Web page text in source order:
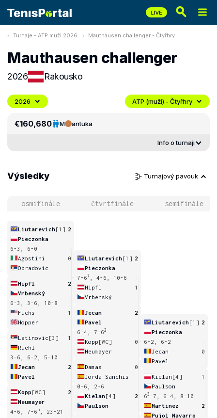
Turnaje - ATP muži 2026 Mauthausen challenger - Čtyřhry
Mauthausen challenger
2026 Rakousko
2026 ATP (muži) - Čtyřhry
€160,680 M antuka
Info o turnaji
Výsledky Turnajový pavouk
osmifinále čtvrtfinále semifinále
Liutarevich[1] 2
Pieczonka
6-3, 6-0
Agostini
0
Obradovic
Hipfl
2
Vrbenský
6-3, 3-6, 10-8
Fuchs
1
Hopper
Latinovic [3]
1
Ruehl
3-6, 6-2, 5-10
Jecan
2
Pavel
Kopp [WC]
2
Neumayer
4-6, 7-6 5
, 23-21
Liutarevich[1] 2
Pieczonka
7-67
, 4-6, 10-6
Hipfl
1
Vrbenský
Jecan
2
Pavel
6-4, 7-62
Kopp [WC]
0
Neumayer
Damas
0
Jorda Sanchis
0-6, 2-6
Kielan[4]
2
Paulson
Liutarevich[1] 2
Pieczonka
6-2, 6-2
Jecan
0
Pavel
Kielan [4]
1
Paulson
63 -7, 6-4, 8-10
Martinez
2
Pujol Navarro